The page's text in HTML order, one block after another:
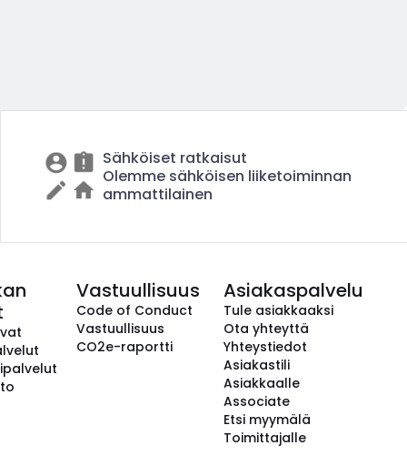
Sähköiset ratkaisut
Olemme sähköisen liiketoiminnan
ammattilainen
Vastuullisuus
Code of Conduct
Vastuullisuus
CO2e-raportti
Asiakaspalvelu
Tule asiakkaaksi
Ota yhteyttä
Yhteystiedot
Asiakastili
Asiakkaalle
Associate
Etsi myymälä
Toimittajalle